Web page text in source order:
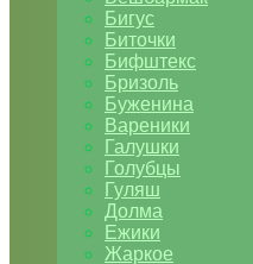
Бигус
Биточки
Бифштекс
Бризоль
Буженина
Вареники
Галушки
Голубцы
Гуляш
Долма
Ежики
Жаркое